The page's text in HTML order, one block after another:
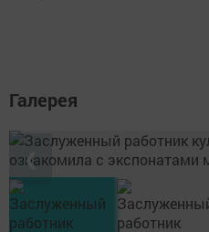
Галерея
❮